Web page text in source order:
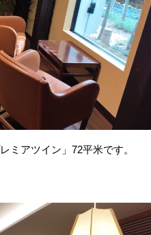
ミアツイン」72平米です。